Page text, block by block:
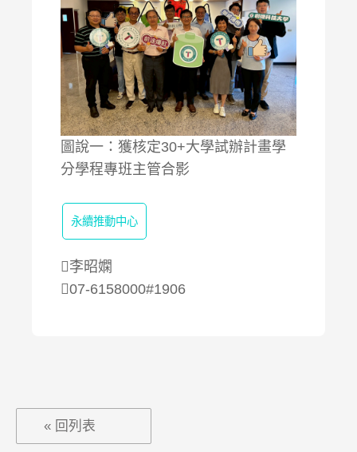
圖說一：獲核定30+大學試辦計畫學
分學程專班主管合影
永續推動中心
李昭嫻
07-6158000#1906
« 回列表